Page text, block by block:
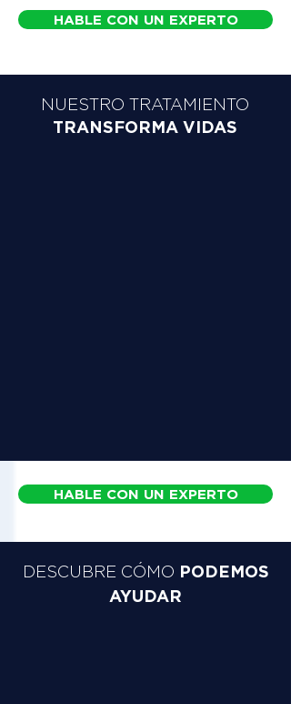
HABLE CON UN EXPERTO
NUESTRO TRATAMIENTO
TRANSFORMA VIDAS
HABLE CON UN EXPERTO
DESCUBRE CÓMO PODEMOS
AYUDAR